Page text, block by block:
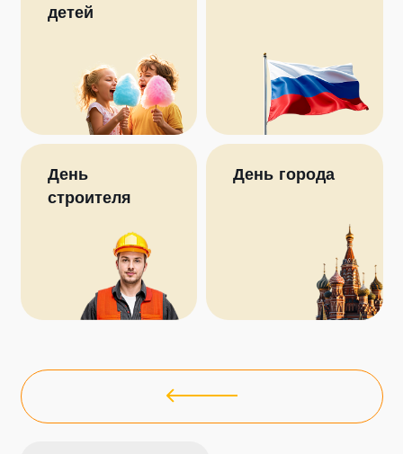
детей
День
строителя
День города